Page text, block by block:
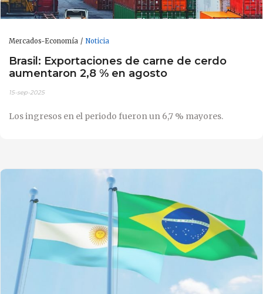
Mercados-Economía Noticia
Brasil: Exportaciones de carne de cerdo
aumentaron 2,8 % en agosto
15-sep-2025
Los ingresos en el periodo fueron un 6,7 % mayores.